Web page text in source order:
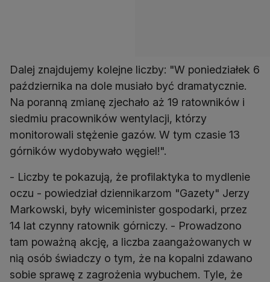
Dalej znajdujemy kolejne liczby: "W poniedziałek 6
października na dole musiało być dramatycznie.
Na poranną zmianę zjechało aż 19 ratowników i
siedmiu pracowników wentylacji, którzy
monitorowali stężenie gazów. W tym czasie 13
górników wydobywało węgiel!".
- Liczby te pokazują, że profilaktyka to mydlenie
oczu - powiedział dziennikarzom "Gazety" Jerzy
Markowski, były wiceminister gospodarki, przez
14 lat czynny ratownik górniczy. - Prowadzono
tam poważną akcję, a liczba zaangażowanych w
nią osób świadczy o tym, że na kopalni zdawano
sobie sprawę z zagrożenia wybuchem. Tyle, że